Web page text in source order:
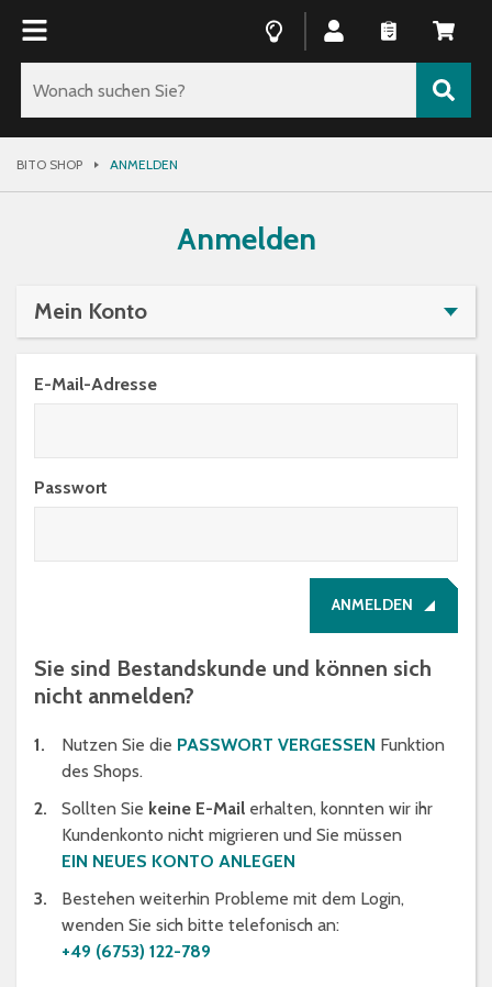
BITO SHOP ANMELDEN
Anmelden
Mein Konto
REGISTRIEREN
E-Mail-Adresse
Passwort
ANMELDEN
Sie sind Bestandskunde und können sich
nicht anmelden?
Nutzen Sie die PASSWORT VERGESSEN Funktion
des Shops.
Sollten Sie keine E-Mail erhalten, konnten wir ihr
Kundenkonto nicht migrieren und Sie müssen
EIN NEUES KONTO ANLEGEN
Bestehen weiterhin Probleme mit dem Login,
wenden Sie sich bitte telefonisch an:
+49 (6753) 122-789